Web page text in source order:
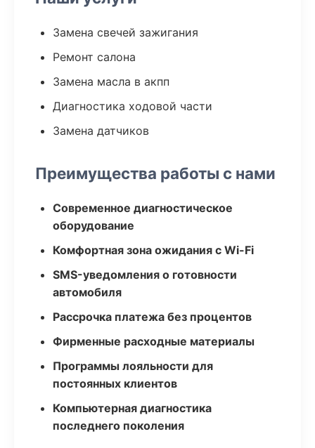
Замена свечей зажигания
Ремонт салона
Замена масла в акпп
Диагностика ходовой части
Замена датчиков
Преимущества работы с нами
Современное диагностическое
оборудование
Комфортная зона ожидания с Wi-Fi
SMS-уведомления о готовности
автомобиля
Рассрочка платежа без процентов
Фирменные расходные материалы
Программы лояльности для
постоянных клиентов
Компьютерная диагностика
последнего поколения